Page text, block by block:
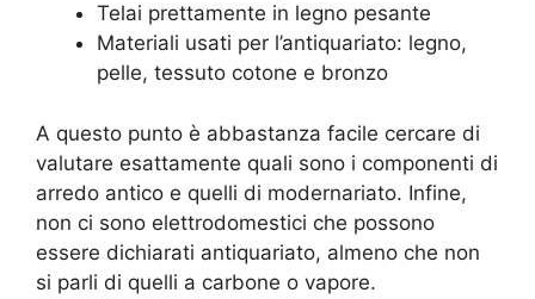
Telai prettamente in legno pesante
Materiali usati per l’antiquariato: legno,
pelle, tessuto cotone e bronzo
A questo punto è abbastanza facile cercare di
valutare esattamente quali sono i componenti di
arredo antico e quelli di modernariato. Infine,
non ci sono elettrodomestici che possono
essere dichiarati antiquariato, almeno che non
si parli di quelli a carbone o vapore.